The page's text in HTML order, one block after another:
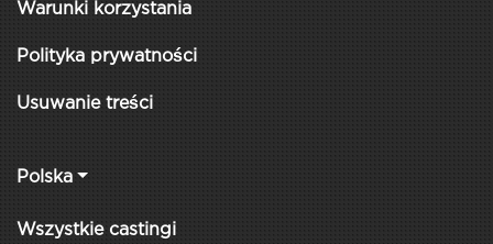
Warunki korzystania
Polityka prywatności
Usuwanie treści
Polska
Wszystkie castingi